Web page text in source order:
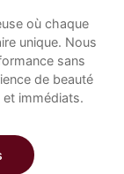
où chaque
unique. Nous
sans
de beauté
immédiats.